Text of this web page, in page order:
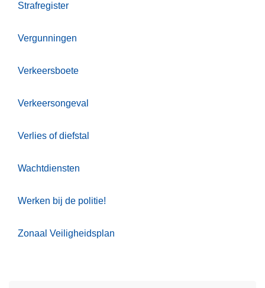
Strafregister
Vergunningen
Verkeersboete
Verkeersongeval
Verlies of diefstal
Wachtdiensten
Werken bij de politie!
Zonaal Veiligheidsplan